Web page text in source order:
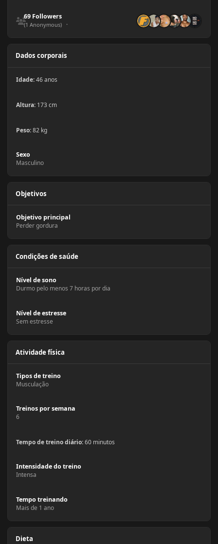
69 Followers
(1 Anonymous)
Dados corporais
Idade:46 anos
Altura:173 cm
Peso:82 kg
Sexo
Masculino
Objetivos
Objetivo principal
Perder gordura
Condições de saúde
Nível de sono
Durmo pelo menos 7 horas por dia
Nível de estresse
Sem estresse
Atividade física
Tipos de treino
Musculação
Treinos por semana
6
Tempo de treino diário:60 minutos
Intensidade do treino
Intensa
Tempo treinando
Mais de 1 ano
Dieta